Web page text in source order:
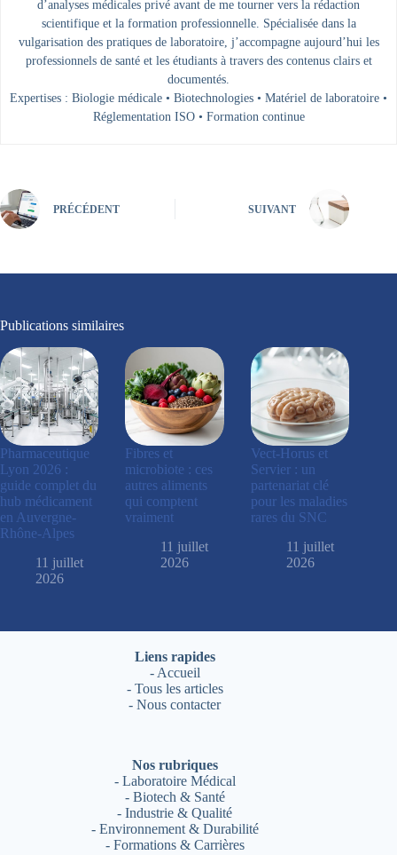
d’analyses médicales privé avant de me tourner vers la rédaction
scientifique et la formation professionnelle. Spécialisée dans la
vulgarisation des pratiques de laboratoire, j’accompagne aujourd’hui les
professionnels de santé et les étudiants à travers des contenus clairs et
documentés.
Expertises : Biologie médicale • Biotechnologies • Matériel de laboratoire •
Réglementation ISO • Formation continue
PRÉCÉDENT SUIVANT
Publications similaires
Pharmaceutique
Lyon 2026 :
guide complet du
hub médicament
en Auvergne-
Rhône-Alpes
11 juillet
2026
Fibres et
microbiote : ces
autres aliments
qui comptent
vraiment
11 juillet
2026
Vect-Horus et
Servier : un
partenariat clé
pour les maladies
rares du SNC
11 juillet
2026
Liens rapides
- Accueil
- Tous les articles
-Nous contacter
Nos rubriques
- Laboratoire Médical
- Biotech & Santé
-Industrie & Qualité
- Environnement & Durabilité
- Formations & Carrières